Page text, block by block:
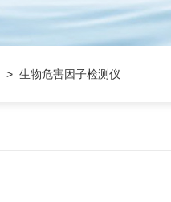
> 生物危害因子检测仪